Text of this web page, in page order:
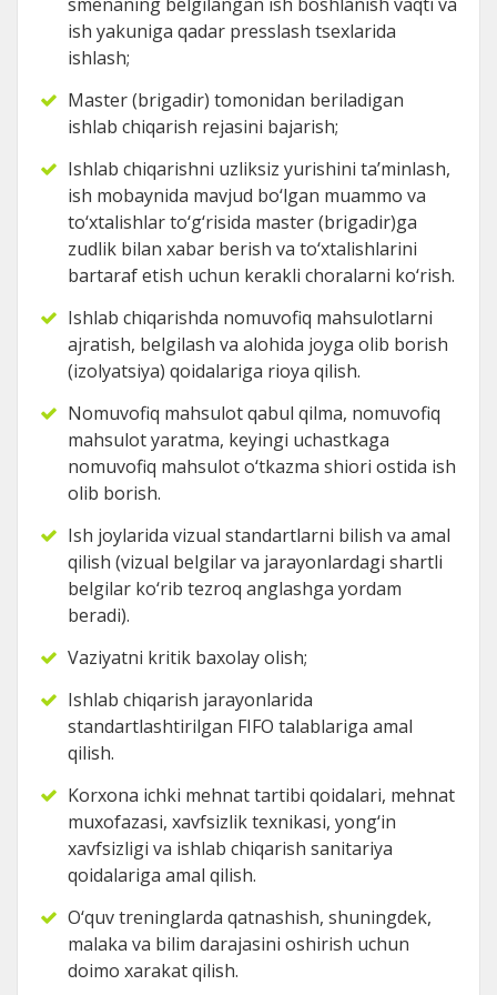
ish yakuniga qadar presslash tsexlarida
ishlash;
Master (brigadir) tomonidan beriladigan
ishlab chiqarish rejasini bajarish;
Ishlab chiqarishni uzliksiz yurishini ta’minlash,
ish mobaynida mavjud bо‘lgan muammo va
tо‘xtalishlar tо‘g‘risida master (brigadir)ga
zudlik bilan xabar berish va tо‘xtalishlarini
bartaraf etish uchun kerakli choralarni kо‘rish.
Ishlab chiqarishda nomuvofiq mahsulotlarni
ajratish, belgilash va alohida joyga olib borish
(izolyatsiya) qoidalariga rioya qilish.
Nomuvofiq mahsulot qabul qilma, nomuvofiq
mahsulot yaratma, keyingi uchastkaga
nomuvofiq mahsulot о‘tkazma shiori ostida ish
olib borish.
Ish joylarida vizual standartlarni bilish va amal
qilish (vizual belgilar va jarayonlardagi shartli
belgilar kо‘rib tezroq anglashga yordam
beradi).
Vaziyatni kritik baxolay olish;
Ishlab chiqarish jarayonlarida
standartlashtirilgan FIFO talablariga amal
qilish.
Korxona ichki mehnat tartibi qoidalari, mehnat
muxofazasi, xavfsizlik texnikasi, yong‘in
xavfsizligi va ishlab chiqarish sanitariya
qoidalariga amal qilish.
О‘quv treninglarda qatnashish, shuningdek,
malaka va bilim darajasini oshirish uchun
doimo xarakat qilish.